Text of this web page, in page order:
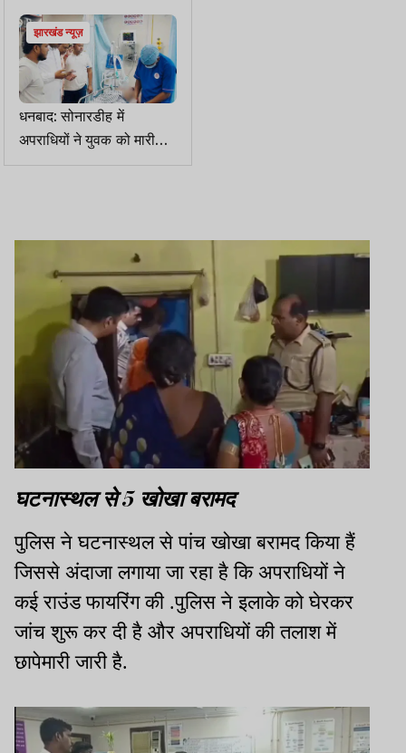
झारखंड न्यूज़
धनबाद: सोनारडीह में
अपराधियों ने युवक को मारी
गोली, मेयर ने अस्पताल पहुंच
घटनास्थल से 5 खोखा बरामद
पुलिस ने घटनास्थल से पांच खोखा बरामद किया हैं
जिससे अंदाजा लगाया जा रहा है कि अपराधियों ने
कई राउंड फायरिंग की .पुलिस ने इलाके को घेरकर
जांच शुरू कर दी है और अपराधियों की तलाश में
छापेमारी जारी है.